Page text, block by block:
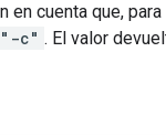
en cuenta que,
"-c" . El valor